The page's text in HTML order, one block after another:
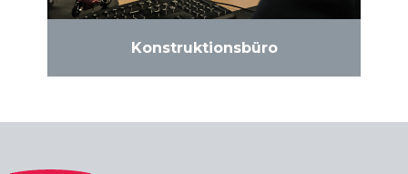
Konstruktionsbüro